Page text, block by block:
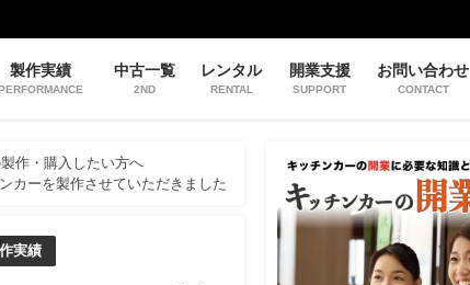
製作実績 中古一覧
2ND
レンタル
RENTAL
開業支援
SUPPORT
お問い合わせ
CONTACT
作・購入したい方へ
カーを製作させていただきました
実績